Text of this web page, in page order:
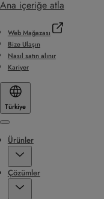
Ana içeriğe atla
Web Mağazası
Bize Ulaşın
Nasıl satın alınır
Kariyer
Türkiye
Menu
Ürünler
Çözümler